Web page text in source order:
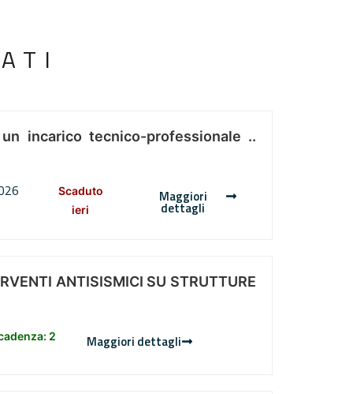
incarico tecnico-professionale ..
Scaduto
ieri
Maggiori
dettagli
ANTISISMICI SU STRUTTURE
2 Maggiori dettagli